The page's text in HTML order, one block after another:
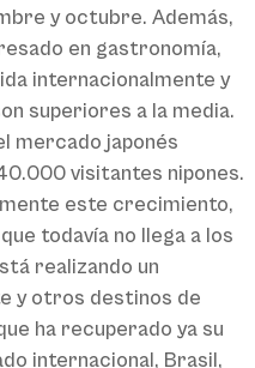
y octubre. Además,
en gastronomía,
internacionalmente y
superiores a la media.
mercado japonés
visitantes nipones.
este crecimiento,
todavía no llega a los
realizando un
y otros destinos de
ha recuperado ya su
internacional, Brasil,